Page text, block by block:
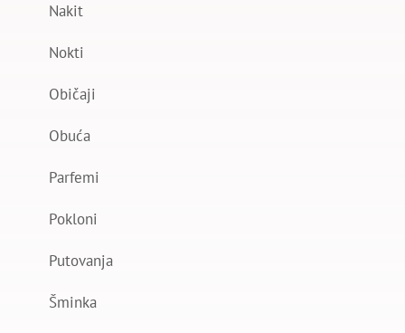
Nakit
Nokti
Običaji
Obuća
Parfemi
Pokloni
Putovanja
Šminka